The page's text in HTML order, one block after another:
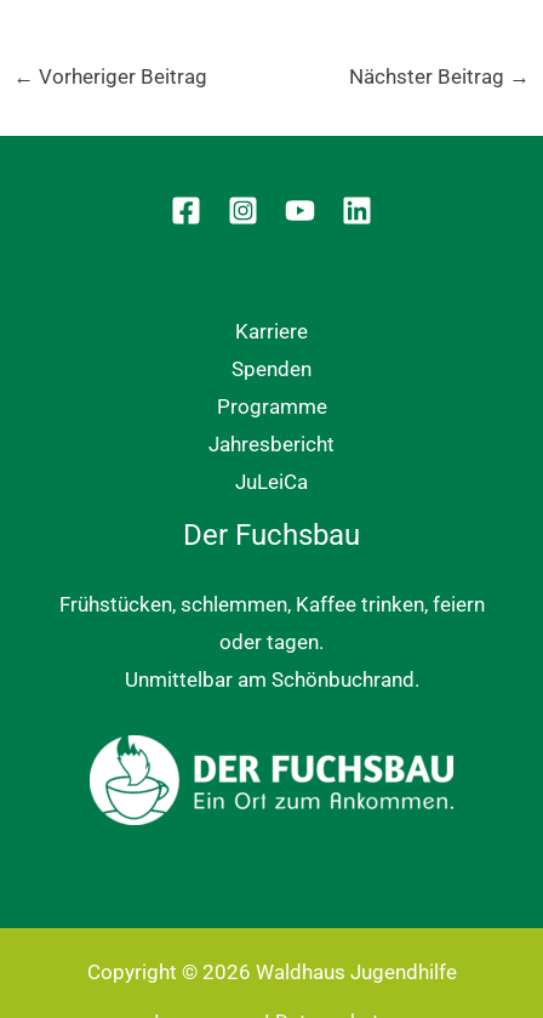
← Vorheriger Beitrag Nächster Beitrag →
Karriere
Spenden
Programme
Jahresbericht
JuLeiCa
Der Fuchsbau
Frühstücken, schlemmen, Kaffee trinken, feiern
oder tagen.
Unmittelbar am Schönbuchrand.
Copyright © 2026 Waldhaus Jugendhilfe